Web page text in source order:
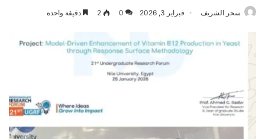
سحر الشريف فبراير 3, 2026 0
2 دقيقة واحدة